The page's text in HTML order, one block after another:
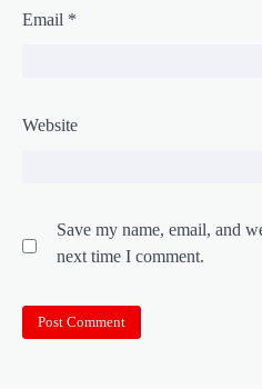
Email *
Website
Save my name, email, and
next time I comment.